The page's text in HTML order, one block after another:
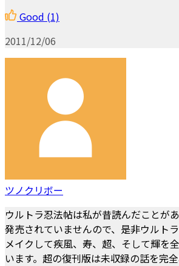
Good (1)
2011/12/06
ツノクリボー
ウルトラ忍法帖は私が昔読んだことが
発売されていませんので、是非ウルト
メイクして疾風、寿、超、そして輝を
います。超の復刊版は未収録の話を完